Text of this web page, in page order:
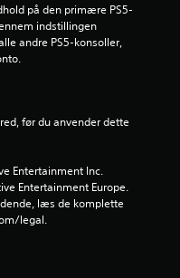
på den primære PS5-
indstillingen
andre PS5-konsoller,
Entertainment Inc.
Entertainment Europe.
læs de komplette
legal.